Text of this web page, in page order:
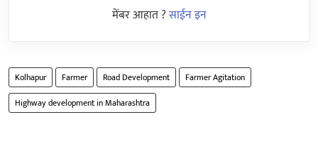
मेंबर आहात ?साईन इन
Kolhapur Farmer Road Development
Farmer Agitation
Highway development in Maharashtra